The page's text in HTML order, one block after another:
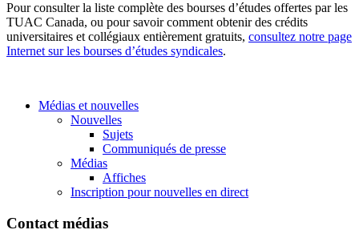
Pour consulter la liste complète des bourses d’études offertes par les
TUAC Canada, ou pour savoir comment obtenir des crédits
universitaires et collégiaux entièrement gratuits, consultez notre page
Internet sur les bourses d’études syndicales.
Médias et nouvelles
Nouvelles
Sujets
Communiqués de presse
Médias
Affiches
Inscription pour nouvelles en direct
Contact médias